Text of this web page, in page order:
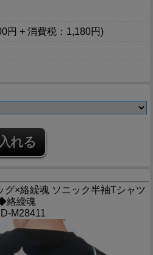
円 + 消費税：1,180円)
グ×絡繰魂 ソニック半袖Tシャツ
絡繰魂
M28411